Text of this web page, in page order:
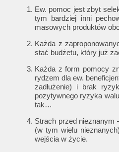
Ew. pomoc jest zbyt
tym bardziej inni
masowych produktów
Każda z
stać budżetu, który już
Każda z form pomocy
rydzem dla ew.
zadłużenie) i brak
pozytywnego ryzyka
tak…
Strach przed nieznanym
(w tym wielu
wejścia w życie.